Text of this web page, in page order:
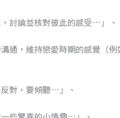
討論並核對彼此的感受…」、
通，維持戀愛時期的感覺（
對，要傾聽…」、